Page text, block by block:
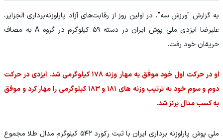
به گزارش "ورزش سه"، در اولین روز از رقابت‌های آزاد پاراوزنه‌برداری الجزایر،
علیرضا ایزدی ملی پوش ایران در دسته ۵۹ کیلوگرم در گروه A به مصاف
حریفان خود رفت.
او در حرکت اول خود موفق به مهار وزنه ۱۷۸ کیلوگرمی شد. ایزدی در حرکت
دوم و سوم خود به ترتیب وزنه های ۱۸۱ و ۱۸۳ کیلوگرمی را مهار کرد و موفق
به کسب مدال برنز شد.
ملی پوش پاراوزنه برداری ایران با ثبت رکورد ۵۴۲ کیلوگرم مدال طلا مجموع